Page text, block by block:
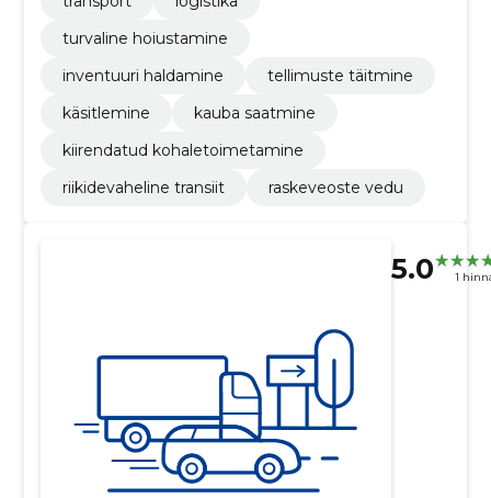
turvaline hoiustamine
inventuuri haldamine
tellimuste täitmine
käsitlemine
kauba saatmine
kiirendatud kohaletoimetamine
riikidevaheline transiit
raskeveoste vedu
5.0 1